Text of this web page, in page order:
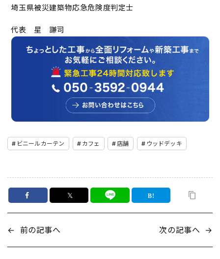
埼玉県被災建築物応急危険度判定士
代表 星 謙司
ビニールカーテン カフェ 店舗 ウッドデッキ
𝕏
← 前の記事へ 次の記事へ →